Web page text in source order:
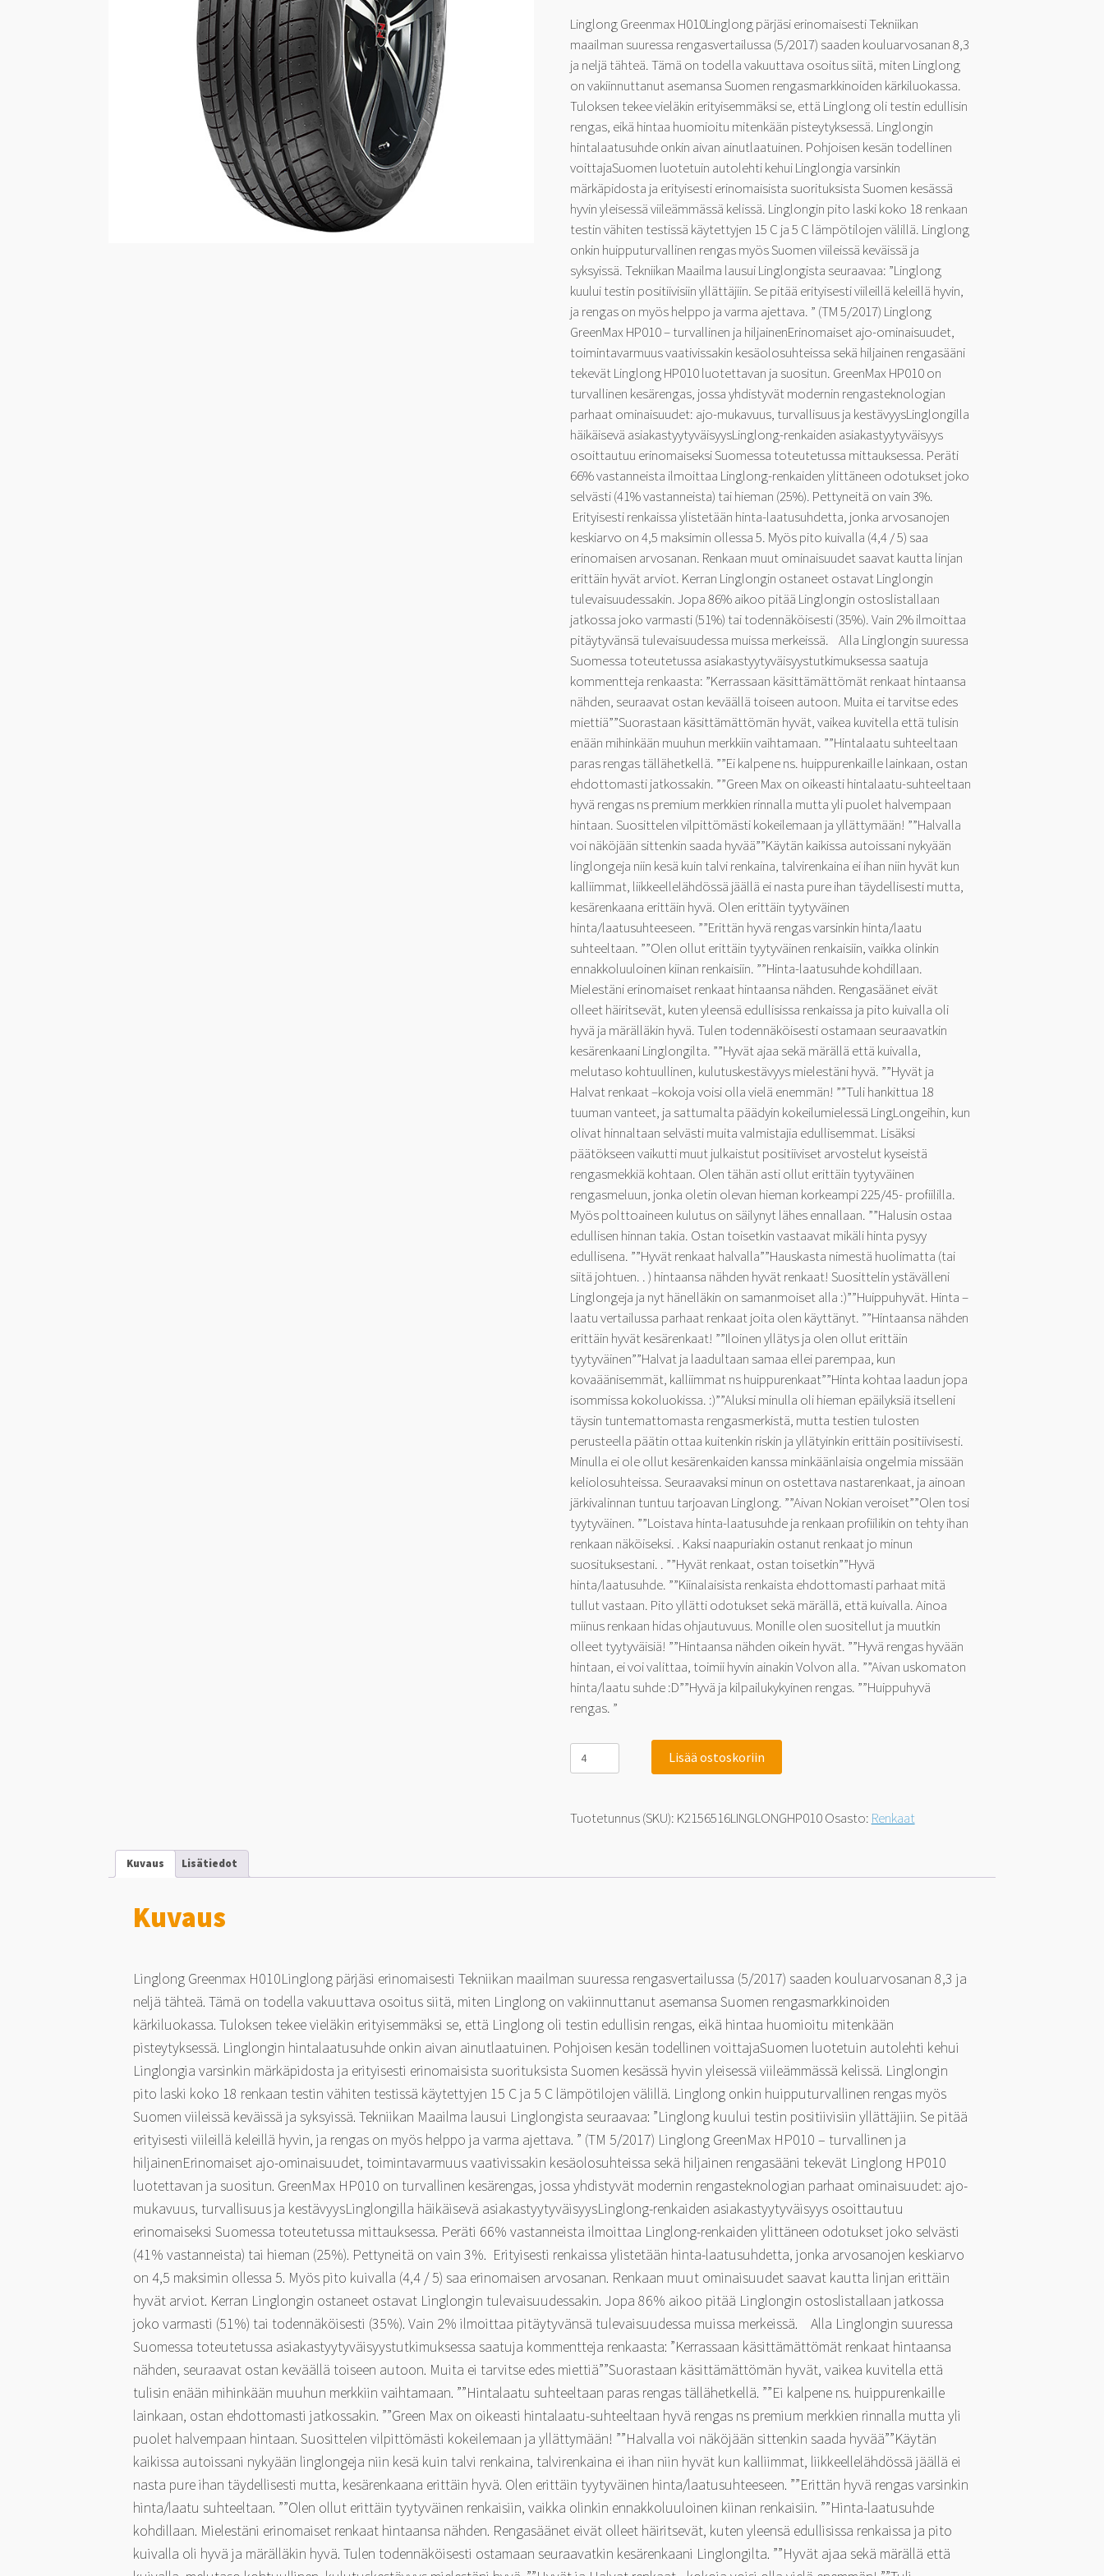
Linglong Greenmax H010Linglong pärjäsi erinomaisesti Tekniikan
maailman suuressa rengasvertailussa (5/2017) saaden kouluarvosanan 8,3
ja neljä tähteä. Tämä on todella vakuuttava osoitus siitä, miten Linglong
on vakiinnuttanut asemansa Suomen rengasmarkkinoiden kärkiluokassa.
Tuloksen tekee vieläkin erityisemmäksi se, että Linglong oli testin edullisin
rengas, eikä hintaa huomioitu mitenkään pisteytyksessä. Linglongin
hintalaatusuhde onkin aivan ainutlaatuinen. Pohjoisen kesän todellinen
voittajaSuomen luotetuin autolehti kehui Linglongia varsinkin
märkäpidosta ja erityisesti erinomaisista suorituksista Suomen kesässä
hyvin yleisessä viileämmässä kelissä. Linglongin pito laski koko 18 renkaan
testin vähiten testissä käytettyjen 15 C ja 5 C lämpötilojen välillä. Linglong
onkin huipputurvallinen rengas myös Suomen viileissä keväissä ja
syksyissä. Tekniikan Maailma lausui Linglongista seuraavaa: ”Linglong
kuului testin positiivisiin yllättäjiin. Se pitää erityisesti viileillä keleillä hyvin,
ja rengas on myös helppo ja varma ajettava. ” (TM 5/2017) Linglong
GreenMax HP010 – turvallinen ja hiljainenErinomaiset ajo-ominaisuudet,
toimintavarmuus vaativissakin kesäolosuhteissa sekä hiljainen rengasääni
tekevät Linglong HP010 luotettavan ja suositun. GreenMax HP010 on
turvallinen kesärengas, jossa yhdistyvät modernin rengasteknologian
parhaat ominaisuudet: ajo-mukavuus, turvallisuus ja kestävyysLinglongilla
häikäisevä asiakastyytyväisyysLinglong-renkaiden asiakastyytyväisyys
osoittautuu erinomaiseksi Suomessa toteutetussa mittauksessa. Peräti
66% vastanneista ilmoittaa Linglong-renkaiden ylittäneen odotukset joko
selvästi (41% vastanneista) tai hieman (25%). Pettyneitä on vain 3%.
Erityisesti renkaissa ylistetään hinta-laatusuhdetta, jonka arvosanojen
keskiarvo on 4,5 maksimin ollessa 5. Myös pito kuivalla (4,4 / 5) saa
erinomaisen arvosanan. Renkaan muut ominaisuudet saavat kautta linjan
erittäin hyvät arviot. Kerran Linglongin ostaneet ostavat Linglongin
tulevaisuudessakin. Jopa 86% aikoo pitää Linglongin ostoslistallaan
jatkossa joko varmasti (51%) tai todennäköisesti (35%). Vain 2% ilmoittaa
pitäytyvänsä tulevaisuudessa muissa merkeissä. Alla Linglongin suuressa
Suomessa toteutetussa asiakastyytyväisyystutkimuksessa saatuja
kommentteja renkaasta: ”Kerrassaan käsittämättömät renkaat hintaansa
nähden, seuraavat ostan keväällä toiseen autoon. Muita ei tarvitse edes
miettiä””Suorastaan käsittämättömän hyvät, vaikea kuvitella että tulisin
enään mihinkään muuhun merkkiin vaihtamaan. ””Hintalaatu suhteeltaan
paras rengas tällähetkellä. ””Ei kalpene ns. huippurenkaille lainkaan, ostan
ehdottomasti jatkossakin. ””Green Max on oikeasti hintalaatu-suhteeltaan
hyvä rengas ns premium merkkien rinnalla mutta yli puolet halvempaan
hintaan. Suosittelen vilpittömästi kokeilemaan ja yllättymään! ””Halvalla
voi näköjään sittenkin saada hyvää””Käytän kaikissa autoissani nykyään
linglongeja niin kesä kuin talvi renkaina, talvirenkaina ei ihan niin hyvät kun
kalliimmat, liikkeellelähdössä jäällä ei nasta pure ihan täydellisesti mutta,
kesärenkaana erittäin hyvä. Olen erittäin tyytyväinen
hinta/laatusuhteeseen. ””Erittän hyvä rengas varsinkin hinta/laatu
suhteeltaan. ””Olen ollut erittäin tyytyväinen renkaisiin, vaikka olinkin
ennakkoluuloinen kiinan renkaisiin. ””Hinta-laatusuhde kohdillaan.
Mielestäni erinomaiset renkaat hintaansa nähden. Rengasäänet eivät
olleet häiritsevät, kuten yleensä edullisissa renkaissa ja pito kuivalla oli
hyvä ja märälläkin hyvä. Tulen todennäköisesti ostamaan seuraavatkin
kesärenkaani Linglongilta. ””Hyvät ajaa sekä märällä että kuivalla,
melutaso kohtuullinen, kulutuskestävyys mielestäni hyvä. ””Hyvät ja
Halvat renkaat –kokoja voisi olla vielä enemmän! ””Tuli hankittua 18
tuuman vanteet, ja sattumalta päädyin kokeilumielessä LingLongeihin, kun
olivat hinnaltaan selvästi muita valmistajia edullisemmat. Lisäksi
päätökseen vaikutti muut julkaistut positiiviset arvostelut kyseistä
rengasmekkiä kohtaan. Olen tähän asti ollut erittäin tyytyväinen
rengasmeluun, jonka oletin olevan hieman korkeampi 225/45- profiililla.
Myös polttoaineen kulutus on säilynyt lähes ennallaan. ””Halusin ostaa
edullisen hinnan takia. Ostan toisetkin vastaavat mikäli hinta pysyy
edullisena. ””Hyvät renkaat halvalla””Hauskasta nimestä huolimatta (tai
siitä johtuen. . ) hintaansa nähden hyvät renkaat! Suosittelin ystävälleni
Linglongeja ja nyt hänelläkin on samanmoiset alla :)””Huippuhyvät. Hinta –
laatu vertailussa parhaat renkaat joita olen käyttänyt. ””Hintaansa nähden
erittäin hyvät kesärenkaat! ””Iloinen yllätys ja olen ollut erittäin
tyytyväinen””Halvat ja laadultaan samaa ellei parempaa, kun
kovaäänisemmät, kalliimmat ns huippurenkaat””Hinta kohtaa laadun jopa
isommissa kokoluokissa. :)””Aluksi minulla oli hieman epäilyksiä itselleni
täysin tuntemattomasta rengasmerkistä, mutta testien tulosten
perusteella päätin ottaa kuitenkin riskin ja yllätyinkin erittäin positiivisesti.
Minulla ei ole ollut kesärenkaiden kanssa minkäänlaisia ongelmia missään
keliolosuhteissa. Seuraavaksi minun on ostettava nastarenkaat, ja ainoan
järkivalinnan tuntuu tarjoavan Linglong. ””Aivan Nokian veroiset””Olen tosi
tyytyväinen. ””Loistava hinta-laatusuhde ja renkaan profiilikin on tehty ihan
renkaan näköiseksi. . Kaksi naapuriakin ostanut renkaat jo minun
suosituksestani. . ””Hyvät renkaat, ostan toisetkin””Hyvä
hinta/laatusuhde. ””Kiinalaisista renkaista ehdottomasti parhaat mitä
tullut vastaan. Pito yllätti odotukset sekä märällä, että kuivalla. Ainoa
miinus renkaan hidas ohjautuvuus. Monille olen suositellut ja muutkin
olleet tyytyväisiä! ””Hintaansa nähden oikein hyvät. ””Hyvä rengas hyvään
hintaan, ei voi valittaa, toimii hyvin ainakin Volvon alla. ””Aivan uskomaton
hinta/laatu suhde :D””Hyvä ja kilpailukykyinen rengas. ””Huippuhyvä
rengas. ”
Linglong
GreenMax
HP010
testimenestyjä!
Lisää ostoskoriin
Tuotetunnus (SKU): K2156516LINGLONGHP010Osasto: Renkaat
Kuvaus Lisätiedot
Kuvaus
Linglong Greenmax H010Linglong pärjäsi erinomaisesti Tekniikan maailman suuressa rengasvertailussa (5/2017) saaden kouluarvosanan 8,3 ja
neljä tähteä. Tämä on todella vakuuttava osoitus siitä, miten Linglong on vakiinnuttanut asemansa Suomen rengasmarkkinoiden
kärkiluokassa. Tuloksen tekee vieläkin erityisemmäksi se, että Linglong oli testin edullisin rengas, eikä hintaa huomioitu mitenkään
pisteytyksessä. Linglongin hintalaatusuhde onkin aivan ainutlaatuinen. Pohjoisen kesän todellinen voittajaSuomen luotetuin autolehti kehui
Linglongia varsinkin märkäpidosta ja erityisesti erinomaisista suorituksista Suomen kesässä hyvin yleisessä viileämmässä kelissä. Linglongin
pito laski koko 18 renkaan testin vähiten testissä käytettyjen 15 C ja 5 C lämpötilojen välillä. Linglong onkin huipputurvallinen rengas myös
Suomen viileissä keväissä ja syksyissä. Tekniikan Maailma lausui Linglongista seuraavaa: ”Linglong kuului testin positiivisiin yllättäjiin. Se pitää
erityisesti viileillä keleillä hyvin, ja rengas on myös helppo ja varma ajettava. ” (TM 5/2017) Linglong GreenMax HP010 – turvallinen ja
hiljainenErinomaiset ajo-ominaisuudet, toimintavarmuus vaativissakin kesäolosuhteissa sekä hiljainen rengasääni tekevät Linglong HP010
luotettavan ja suositun. GreenMax HP010 on turvallinen kesärengas, jossa yhdistyvät modernin rengasteknologian parhaat ominaisuudet: ajo-
mukavuus, turvallisuus ja kestävyysLinglongilla häikäisevä asiakastyytyväisyysLinglong-renkaiden asiakastyytyväisyys osoittautuu
erinomaiseksi Suomessa toteutetussa mittauksessa. Peräti 66% vastanneista ilmoittaa Linglong-renkaiden ylittäneen odotukset joko selvästi
(41% vastanneista) tai hieman (25%). Pettyneitä on vain 3%. Erityisesti renkaissa ylistetään hinta-laatusuhdetta, jonka arvosanojen keskiarvo
on 4,5 maksimin ollessa 5. Myös pito kuivalla (4,4 / 5) saa erinomaisen arvosanan. Renkaan muut ominaisuudet saavat kautta linjan erittäin
hyvät arviot. Kerran Linglongin ostaneet ostavat Linglongin tulevaisuudessakin. Jopa 86% aikoo pitää Linglongin ostoslistallaan jatkossa
joko varmasti (51%) tai todennäköisesti (35%). Vain 2% ilmoittaa pitäytyvänsä tulevaisuudessa muissa merkeissä. Alla Linglongin suuressa
Suomessa toteutetussa asiakastyytyväisyystutkimuksessa saatuja kommentteja renkaasta: ”Kerrassaan käsittämättömät renkaat hintaansa
nähden, seuraavat ostan keväällä toiseen autoon. Muita ei tarvitse edes miettiä””Suorastaan käsittämättömän hyvät, vaikea kuvitella että
tulisin enään mihinkään muuhun merkkiin vaihtamaan. ””Hintalaatu suhteeltaan paras rengas tällähetkellä. ””Ei kalpene ns. huippurenkaille
lainkaan, ostan ehdottomasti jatkossakin. ””Green Max on oikeasti hintalaatu-suhteeltaan hyvä rengas ns premium merkkien rinnalla mutta yli
puolet halvempaan hintaan. Suosittelen vilpittömästi kokeilemaan ja yllättymään! ””Halvalla voi näköjään sittenkin saada hyvää””Käytän
kaikissa autoissani nykyään linglongeja niin kesä kuin talvi renkaina, talvirenkaina ei ihan niin hyvät kun kalliimmat, liikkeellelähdössä jäällä ei
nasta pure ihan täydellisesti mutta, kesärenkaana erittäin hyvä. Olen erittäin tyytyväinen hinta/laatusuhteeseen. ””Erittän hyvä rengas varsinkin
hinta/laatu suhteeltaan. ””Olen ollut erittäin tyytyväinen renkaisiin, vaikka olinkin ennakkoluuloinen kiinan renkaisiin. ””Hinta-laatusuhde
kohdillaan. Mielestäni erinomaiset renkaat hintaansa nähden. Rengasäänet eivät olleet häiritsevät, kuten yleensä edullisissa renkaissa ja pito
kuivalla oli hyvä ja märälläkin hyvä. Tulen todennäköisesti ostamaan seuraavatkin kesärenkaani Linglongilta. ””Hyvät ajaa sekä märällä että